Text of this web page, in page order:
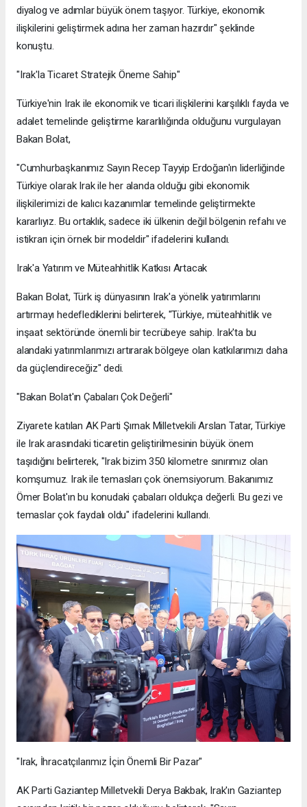
diyalog ve adımlar büyük önem taşıyor. Türkiye, ekonomik
ilişkilerini geliştirmek adına her zaman hazırdır" şeklinde
konuştu.
"Irak'la Ticaret Stratejik Öneme Sahip"
Türkiye'nin Irak ile ekonomik ve ticari ilişkilerini karşılıklı fayda ve
adalet temelinde geliştirme kararlılığında olduğunu vurgulayan
Bakan Bolat,
"Cumhurbaşkanımız Sayın Recep Tayyip Erdoğan'ın liderliğinde
Türkiye olarak Irak ile her alanda olduğu gibi ekonomik
ilişkilerimizi de kalıcı kazanımlar temelinde geliştirmekte
kararlıyız. Bu ortaklık, sadece iki ülkenin değil bölgenin refahı ve
istikrarı için örnek bir modeldir" ifadelerini kullandı.
Irak'a Yatırım ve Müteahhitlik Katkısı Artacak
Bakan Bolat, Türk iş dünyasının Irak'a yönelik yatırımlarını
artırmayı hedeflediklerini belirterek, "Türkiye, müteahhitlik ve
inşaat sektöründe önemli bir tecrübeye sahip. Irak'ta bu
alandaki yatırımlarımızı artırarak bölgeye olan katkılarımızı daha
da güçlendireceğiz" dedi.
"Bakan Bolat'ın Çabaları Çok Değerli"
Ziyarete katılan AK Parti Şırnak Milletvekili Arslan Tatar, Türkiye
ile Irak arasındaki ticaretin geliştirilmesinin büyük önem
taşıdığını belirterek, "Irak bizim 350 kilometre sınırımız olan
komşumuz. Irak ile temasları çok önemsiyorum. Bakanımız
Ömer Bolat'ın bu konudaki çabaları oldukça değerli. Bu gezi ve
temaslar çok faydalı oldu" ifadelerini kullandı.
"Irak, İhracatçılarımız İçin Önemli Bir Pazar"
AK Parti Gaziantep Milletvekili Derya Bakbak, Irak'ın Gaziantep